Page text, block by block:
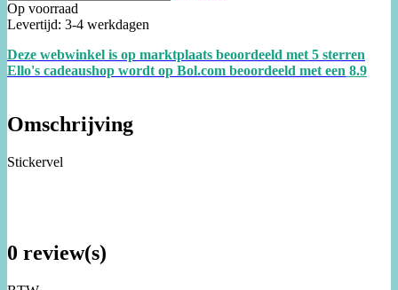
Op voorraad
Levertijd: 3-4 werkdagen
Deze webwinkel is op marktplaats beoordeeld met 5 sterren
Ello's cadeaushop wordt op Bol.com beoordeeld met een 8.9
Omschrijving
Stickervel
0 review(s)